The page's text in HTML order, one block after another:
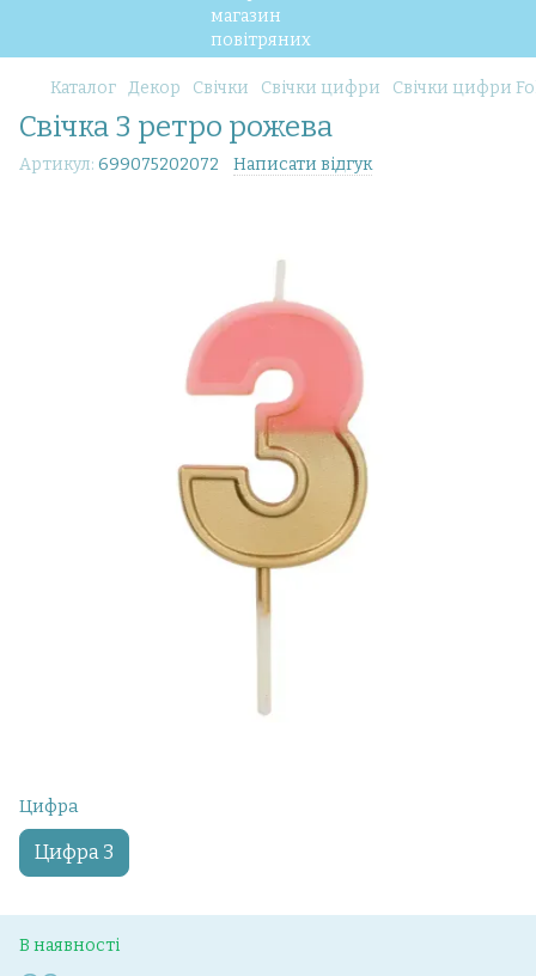
Каталог Декор Свічки Свічки цифри Свічки цифри
Свічка 3 ретро рожева
Артикул: 699075202072 Написати відгук
Цифра
Цифра 3
В наявності